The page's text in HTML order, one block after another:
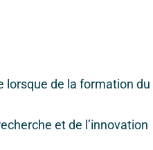
lorsque de la formation du
et de l’innovation